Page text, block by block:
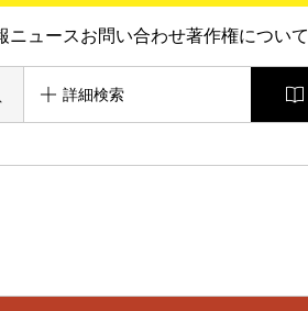
ニュースお問い合わせ著作権について
詳細検索